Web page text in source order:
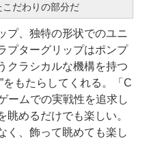
だわりの部分だ
、独特の形状でのユニ
プターグリップはポンプ
クラシカルな機構を持つ
をもたらしてくれる。「C
ームでの実戦性を追求し
めるだけでも楽しい。
く、飾って眺めても楽し